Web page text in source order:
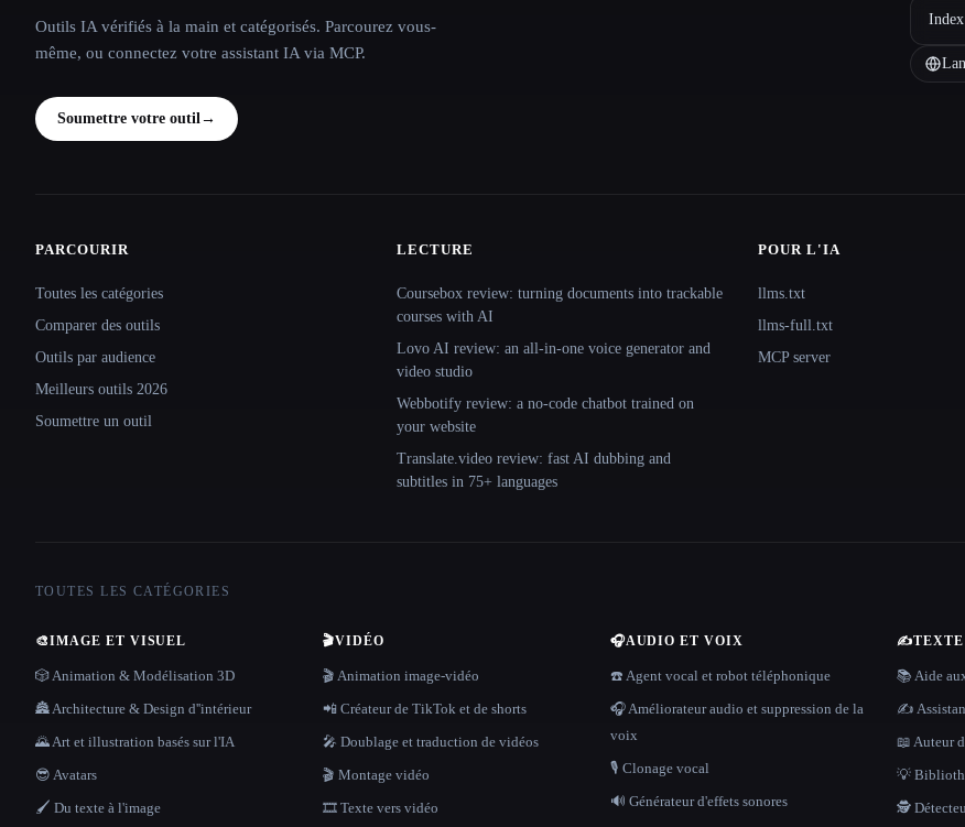
Outils IA vérifiés à la main et catégorisés. Parcourez vous-
même, ou connectez votre assistant IA via MCP.
Soumettre votre outil →
Site navigation
PARCOURIR
Toutes les catégories
Comparer des outils
Outils par audience
Meilleurs outils 2026
Soumettre un outil
LECTURE
Coursebox review: turning documents into trackable
courses with AI
Lovo AI review: an all-in-one voice generator and
video studio
Webbotify review: a no-code chatbot trained on
your website
Translate.video review: fast AI dubbing and
subtitles in 75+ languages
POUR L'IA
llms.txt
llms-full.txt
MCP server
TOUTES LES CATÉGORIES
🎨IMAGE ET VISUEL
🎲 Animation & Modélisation 3D
🏯 Architecture & Design d''intérieur
🌄 Art et illustration basés sur l'IA
😎 Avatars
🖌️ Du texte à l'image
🎬VIDÉO
🎬 Animation image-vidéo
📲 Créateur de TikTok et de shorts
🎤 Doublage et traduction de vidéos
🎬 Montage vidéo
🎞️ Texte vers vidéo
🎧AUDIO ET VOIX
☎️ Agent vocal et robot téléphonique
🎧 Améliorateur audio et suppression de la
voix
🎙️ Clonage vocal
🔊 Générateur d'effets sonores
✍️
📚 Aide
✍️
📖 Auteur
💡
🕵️